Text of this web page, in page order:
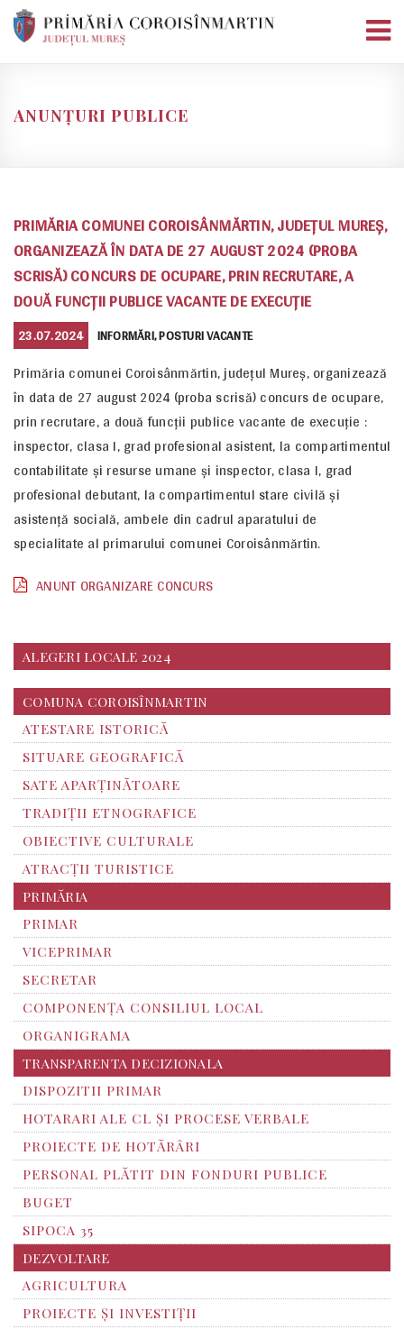
Skip
ANUNȚURI PUBLICE
PRIMĂRIA COMUNEI COROISÂNMĂRTIN, JUDEŢUL MUREŞ,
ORGANIZEAZĂ ÎN DATA DE 27 AUGUST 2024 (PROBA
SCRISĂ) CONCURS DE OCUPARE, PRIN RECRUTARE, A
DOUĂ FUNCŢII PUBLICE VACANTE DE EXECUŢIE
POSTED
ON
23.07.2024 CATEGORIES
INFORMĂRI,POSTURI VACANTE
Primăria comunei Coroisânmărtin, judeţul Mureş, organizează
în data de 27 august 2024 (proba scrisă) concurs de ocupare,
prin recrutare, a două funcţii publice vacante de execuţie :
inspector, clasa I, grad profesional asistent, la compartimentul
contabilitate şi resurse umane şi inspector, clasa I, grad
profesional debutant, la compartimentul stare civilă şi
asistenţă socială, ambele din cadrul aparatului de
specialitate al primarului comunei Coroisânmărtin.
ANUNT ORGANIZARE CONCURS
ALEGERI LOCALE 2024
COMUNA COROISÎNMARTIN
ATESTARE ISTORICĂ
SITUARE GEOGRAFICĂ
SATE APARȚINĂTOARE
TRADIȚII ETNOGRAFICE
OBIECTIVE CULTURALE
ATRACȚII TURISTICE
PRIMĂRIA
PRIMAR
VICEPRIMAR
SECRETAR
COMPONENȚA CONSILIUL LOCAL
ORGANIGRAMA
TRANSPARENTA DECIZIONALA
DISPOZITII PRIMAR
HOTARARI ALE CL ȘI PROCESE VERBALE
PROIECTE DE HOTĂRÂRI
PERSONAL PLĂTIT DIN FONDURI PUBLICE
BUGET
SIPOCA 35
DEZVOLTARE
AGRICULTURA
PROIECTE ȘI INVESTIȚII